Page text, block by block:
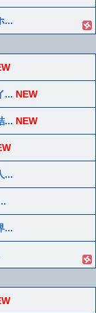
...
... NEW
... NEW
...
...